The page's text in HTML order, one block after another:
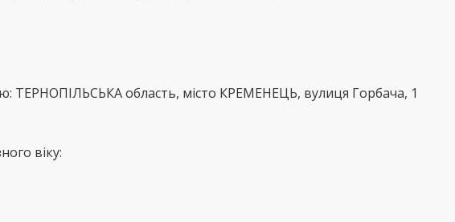
ТЕРНОПІЛЬСЬКА область, місто КРЕМЕНЕЦЬ, вулиця Горбача, 1
віку: